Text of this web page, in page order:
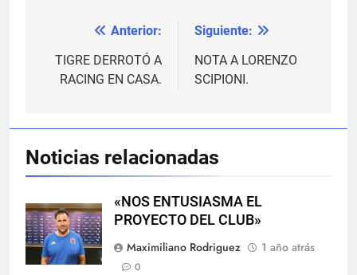
Navegación
de
Anterior:
TIGRE DERROTÓ A
RACING EN CASA.
Siguiente:
NOTA A LORENZO
SCIPIONI.
Noticias relacionadas
«NOS ENTUSIASMA EL
PROYECTO DEL CLUB»
Maximiliano Rodriguez
1 año atrás
0